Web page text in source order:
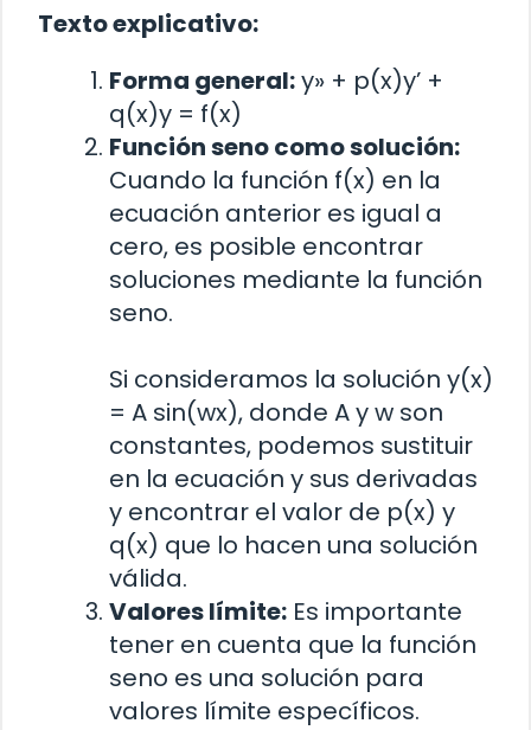
Texto explicativo:
Forma general:y» + p(x)y’ +
q(x)y = f(x)
Función seno como solución:
Cuando la función f(x) en la
ecuación anterior es igual a
cero, es posible encontrar
soluciones mediante la función
seno.
Si consideramos la solución y(x)
= A sin(wx), donde A y w son
constantes, podemos sustituir
en la ecuación y sus derivadas
y encontrar el valor de p(x) y
q(x) que lo hacen una solución
válida.
Valores límite: Es importante
tener en cuenta que la función
seno es una solución para
valores límite específicos.